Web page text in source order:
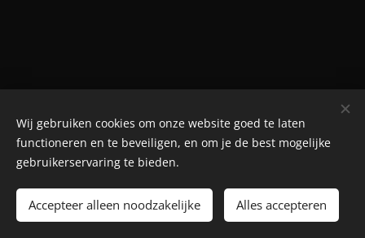
© Henri's classics
Cookies
Languages
Nederlands
American English Français
Wij gebruiken cookies om onze website goed te laten
functioneren en te beveiligen, en om je de best mogelijke
gebruikerservaring te bieden.
Accepteer alleen noodzakelijke Alles accepteren